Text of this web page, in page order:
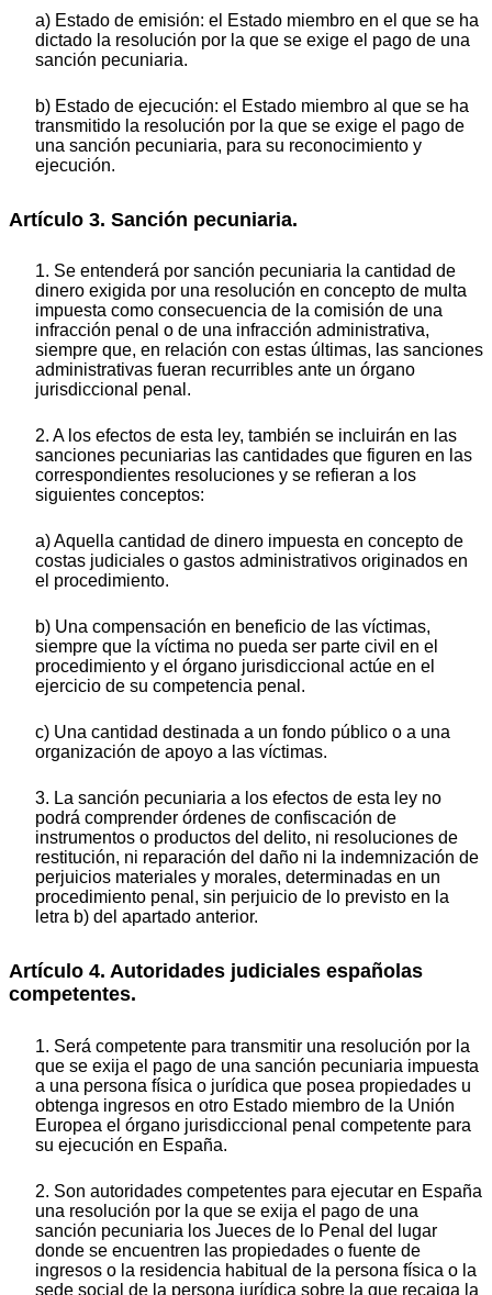
a) Estado de emisión: el Estado miembro en el que se ha
dictado la resolución por la que se exige el pago de una
sanción pecuniaria.
b) Estado de ejecución: el Estado miembro al que se ha
transmitido la resolución por la que se exige el pago de
una sanción pecuniaria, para su reconocimiento y
ejecución.
Artículo 3. Sanción pecuniaria.
1. Se entenderá por sanción pecuniaria la cantidad de
dinero exigida por una resolución en concepto de multa
impuesta como consecuencia de la comisión de una
infracción penal o de una infracción administrativa,
siempre que, en relación con estas últimas, las sanciones
administrativas fueran recurribles ante un órgano
jurisdiccional penal.
2. A los efectos de esta ley, también se incluirán en las
sanciones pecuniarias las cantidades que figuren en las
correspondientes resoluciones y se refieran a los
siguientes conceptos:
a) Aquella cantidad de dinero impuesta en concepto de
costas judiciales o gastos administrativos originados en
el procedimiento.
b) Una compensación en beneficio de las víctimas,
siempre que la víctima no pueda ser parte civil en el
procedimiento y el órgano jurisdiccional actúe en el
ejercicio de su competencia penal.
c) Una cantidad destinada a un fondo público o a una
organización de apoyo a las víctimas.
3. La sanción pecuniaria a los efectos de esta ley no
podrá comprender órdenes de confiscación de
instrumentos o productos del delito, ni resoluciones de
restitución, ni reparación del daño ni la indemnización de
perjuicios materiales y morales, determinadas en un
procedimiento penal, sin perjuicio de lo previsto en la
letra b) del apartado anterior.
Artículo 4. Autoridades judiciales españolas
competentes.
1. Será competente para transmitir una resolución por la
que se exija el pago de una sanción pecuniaria impuesta
a una persona física o jurídica que posea propiedades u
obtenga ingresos en otro Estado miembro de la Unión
Europea el órgano jurisdiccional penal competente para
su ejecución en España.
2. Son autoridades competentes para ejecutar en España
una resolución por la que se exija el pago de una
sanción pecuniaria los Jueces de lo Penal del lugar
donde se encuentren las propiedades o fuente de
ingresos o la residencia habitual de la persona física o la
sede social de la persona jurídica sobre la que recaiga la